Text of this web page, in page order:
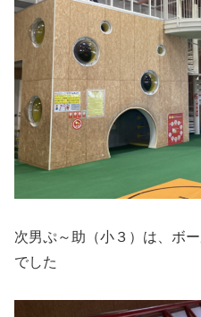
次男ぷ～助（小３）は、ボ
でした